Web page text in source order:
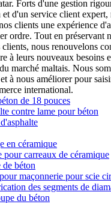
Forts d'une gestion
d'un service client expert,
clients une expérience
ordre. Tout en préservant
nous renouvelons
à leurs nouveaux besoins
marché maltais. Nous
à nous améliorer pour
international.
de 18 pouces
contre lame pour béton
en céramique
pour carreaux de céramique
de béton
maçonnerie pour scie
des segments de
du béton